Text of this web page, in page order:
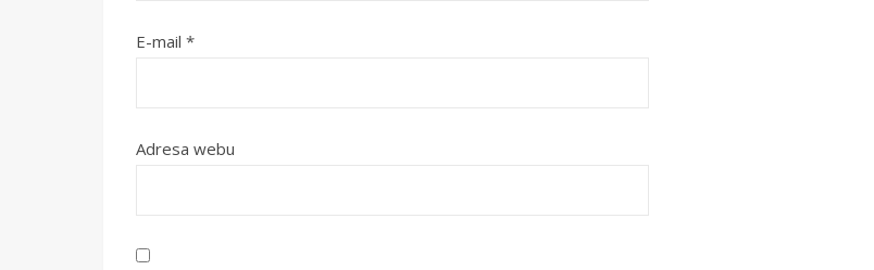
E-mail *
Adresa webu